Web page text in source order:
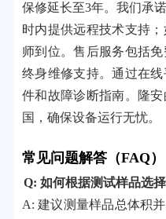
保修延长至3年。我们承
时内提供远程技术支持
师到位。售后服务包括
终身维修支持。通过在
件和故障诊断指南。隆安
国，确保设备运行无忧。
常见问题解答（FAQ）
Q: 如何根据测试样品选
A: 建议测量样品总体积